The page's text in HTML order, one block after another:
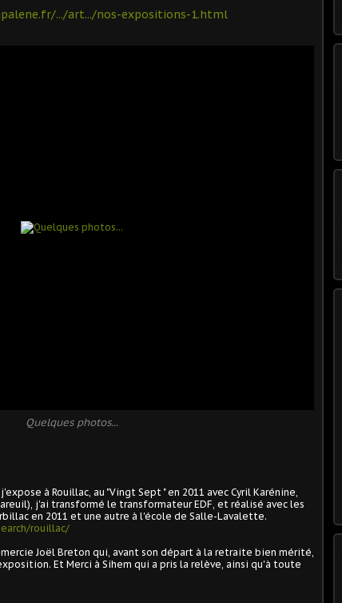
.../art.../nos-expositions-1.html
Quelques photos...
à Rouillac, au "Vingt Sept " en 2011 avec Cyril Karénine,
j'ai transformé le transformateur EDF, et réalisé avec les
en 2011 et une autre à l'école de Salle-Lavalette.
rouillac/
Joël Breton qui, avant son départ à la retraite bien mérité,
Et Merci à Sihem qui a pris la relève, ainsi qu'à toute